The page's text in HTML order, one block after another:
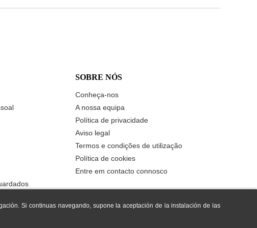
Si continuas navegando, supone la aceptación de la instalación de las
SOBRE NÓS
Conheça-nos
A nossa equipa
Política de privacidade
Aviso legal
Termos e condições de utilização
Política de cookies
Entre em contacto connosco